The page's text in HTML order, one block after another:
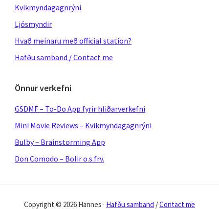
Kvikmyndagagnrýni
Ljósmyndir
Hvað meinaru með official station?
Hafðu samband / Contact me
Önnur verkefni
GSDMF – To-Do App fyrir hliðarverkefni
Mini Movie Reviews – Kvikmyndagagnrýni
Bulby – Brainstorming App
Don Comodo – Bolir o.s.frv.
Copyright © 2026 Hannes · Hafðu samband /Contact me